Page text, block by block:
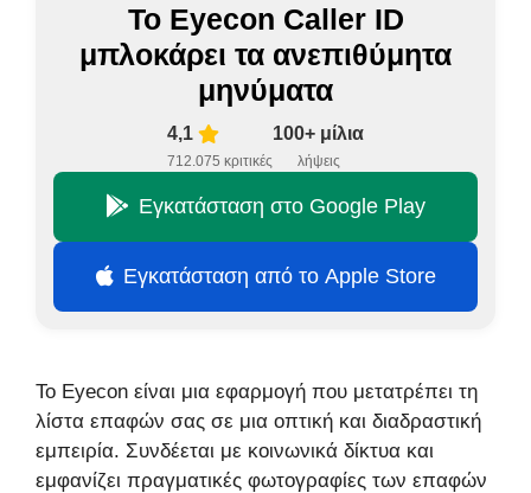
Το Eyecon Caller ID
μπλοκάρει τα ανεπιθύμητα
μηνύματα
4,1
712.075 κριτικές
100+ μίλια
λήψεις
Εγκατάσταση στο Google Play
Εγκατάσταση από το Apple Store
Το Eyecon είναι μια εφαρμογή που μετατρέπει τη
λίστα επαφών σας σε μια οπτική και διαδραστική
εμπειρία. Συνδέεται με κοινωνικά δίκτυα και
εμφανίζει πραγματικές φωτογραφίες των επαφών